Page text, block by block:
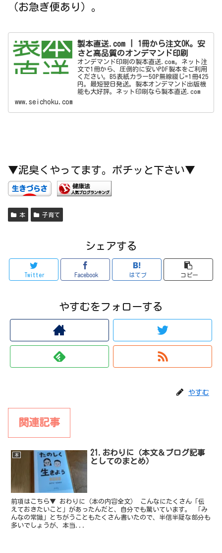
（お急ぎ便あり）。
製本直送.com | 1冊から注文OK。安
さと高品質のオンデマンド印刷
オンデマンド印刷の製本直送.com。ネット注
文で1冊から、圧倒的に安いPDF製本をご利用
ください。B5表紙カラー50P無線綴じ=1冊425
円。最短翌日発送。製本オンデマンド出版機
能も大好評。ネット印刷なら製本直送.com
www.seichoku.com
▼泥臭くやってます。ポチッと下さい▼
本 子育て
シェアする
Twitter Facebook はてブ コピー
やすむをフォローする
やすむ
関連記事
本
21.おわりに（本文＆ブログ記事
としてのまとめ）
前項はこちら▼ おわりに（本の内容全文） こんなにたくさん「伝
えておきたいこと」があったんだと、自分でも驚いています。 「み
んなの常識」とちがうこともたくさん書いたので、半信半疑な部分も
多いでしょうが、本当...